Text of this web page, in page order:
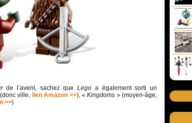
de l’avent, sachez queLego a également sorti un
ville, lien Amazon >>), «Kingdoms » (moyen-âge,
>>)